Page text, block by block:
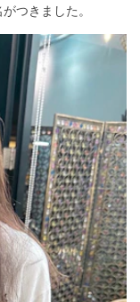
つきました。